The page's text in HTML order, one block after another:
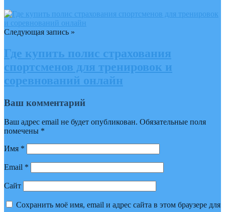
Следующая запись »
Где купить полис страхования
спортсменов для тренировок и
соревнований онлайн
Ваш комментарий
Ваш адрес email не будет опубликован. Обязательные поля
помечены *
Имя *
Email *
Сайт
Сохранить моё имя, email и адрес сайта в этом браузере для